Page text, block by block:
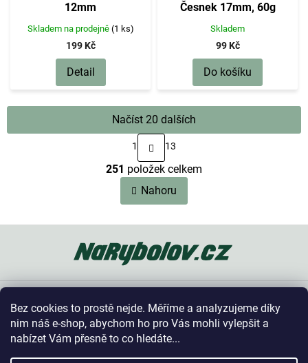
Bez cookies to prostě nejde. Měříme a analyzujeme díky
nim náš e-shop, abychom ho pro Vás mohli vylepšit a
nabízet Vám přesně to co hledáte...
12mm
Skladem na prodejně (1 ks)
199 Kč
Detail
Česnek 17mm, 60g
Skladem
99 Kč
Do košíku
O
v
l
a
í
r
v
k
y
v
ý
p
Načíst 20 dalších
t
r
á
n
k
n
í
1 13
251 položek celkem
Nahoru
a
t
Vše o nákupu